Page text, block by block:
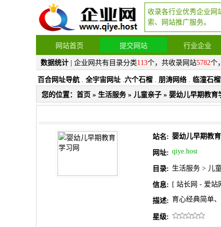
收录各行业优秀企业网
索、网站推广服务。
网站首页 提交网站 行业企业
数据统计 | 企业网共有目录分类113个，共收录网站5782个
百合网址导航 . 全宇宙网址 .六个石榴 . 朋涛网络 . 临潼石
您的位置： 首页 » 生活服务 » 儿童亲子 » 婴幼儿早期教育
站名: 婴幼儿早期教
网址: qiye.host
目录: 生活服务 > 儿
信息: [ 站长网 - 爱站
描述: 育心经典简单
星级: